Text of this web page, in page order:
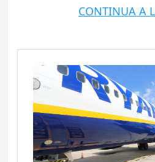
CONTINUA A